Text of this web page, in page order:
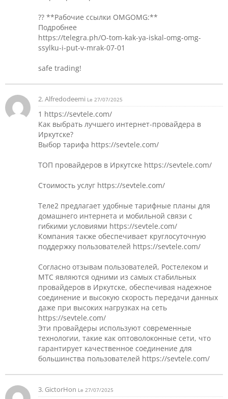
?? **Рабочие ссылки OMGOMG:**
Подробнее
https://telegra.ph/O-tom-kak-ya-iskal-omg-omg-
ssylku-i-put-v-mrak-07-01
safe trading!
2.Alfredodeemi Le 27/07/2025
1 https://sevtele.com/
Как выбрать лучшего интернет-провайдера в
Иркутске?
Выбор тарифа https://sevtele.com/
ТОП провайдеров в Иркутске https://sevtele.com/
Стоимость услуг https://sevtele.com/
Теле2 предлагает удобные тарифные планы для
домашнего интернета и мобильной связи с
гибкими условиями https://sevtele.com/
Компания также обеспечивает круглосуточную
поддержку пользователей https://sevtele.com/
Согласно отзывам пользователей, Ростелеком и
МТС являются одними из самых стабильных
провайдеров в Иркутске, обеспечивая надежное
соединение и высокую скорость передачи данных
даже при высоких нагрузках на сеть
https://sevtele.com/
Эти провайдеры используют современные
технологии, такие как оптоволоконные сети, что
гарантирует качественное соединение для
большинства пользователей https://sevtele.com/
3. GictorHon Le 27/07/2025